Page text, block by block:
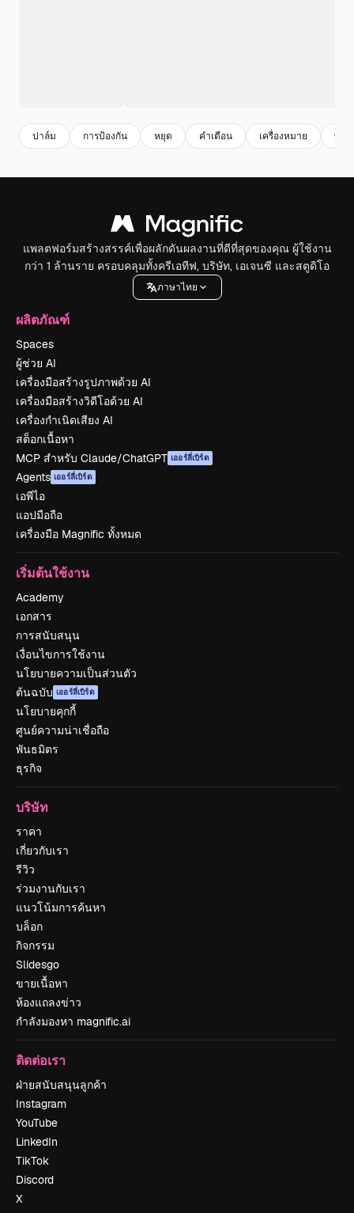
ปาล์ม การป้องกัน หยุด คําเตือน เครื่องหมาย พื้นห
แพลตฟอร์มสร้างสรรค์เพื่อผลักดันผลงานที่ดีที่สุดของคุณ ผู้ใช้งาน
กว่า 1 ล้านราย ครอบคลุมทั้งครีเอทีฟ, บริษัท, เอเจนซี และสตูดิโอ
ภาษาไทย
ผลิตภัณฑ์
Spaces
ผู้ช่วย AI
เครื่องมือสร้างรูปภาพด้วย AI
เครื่องมือสร้างวิดีโอด้วย AI
เครื่องกำเนิดเสียง AI
สต็อกเนื้อหา
MCP สำหรับ Claude/ChatGPT เออร์ลี่เบิร์ด
Agents เออร์ลี่เบิร์ด
เอพีไอ
แอปมือถือ
เครื่องมือ Magnific ทั้งหมด
เริ่มต้นใช้งาน
Academy
เอกสาร
การสนับสนุน
เงื่อนไขการใช้งาน
นโยบายความเป็นส่วนตัว
ต้นฉบับ เออร์ลี่เบิร์ด
นโยบายคุกกี้
ศูนย์ความน่าเชื่อถือ
พันธมิตร
ธุรกิจ
บริษัท
ราคา
เกี่ยวกับเรา
รีวิว
ร่วมงานกับเรา
แนวโน้มการค้นหา
บล็อก
กิจกรรม
Slidesgo
ขายเนื้อหา
ห้องแถลงข่าว
กำลังมองหา magnific.ai
ติดต่อเรา
ฝ่ายสนับสนุนลูกค้า
Instagram
YouTube
LinkedIn
TikTok
Discord
X